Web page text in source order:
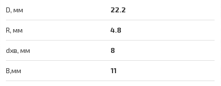
D, мм 22.2
R, мм 4.8
dхв, мм 8
B,мм 11